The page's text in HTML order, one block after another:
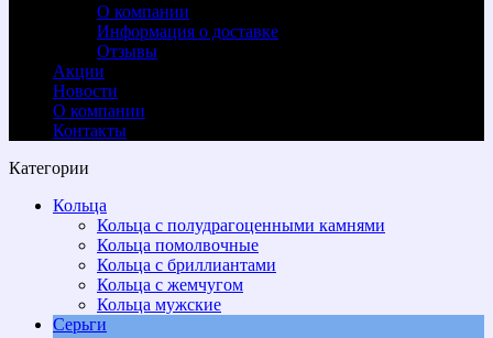
О компании
Информация о доставке
Отзывы
Акции
Новости
О компании
Контакты
Категории
Кольца
Кольца с полудрагоценными камнями
Кольца помолвочные
Кольца с бриллиантами
Кольца с жемчугом
Кольца мужские
Серьги